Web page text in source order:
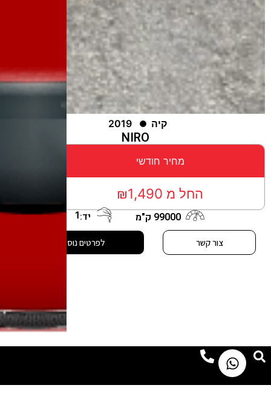
קיה 2019
NIRO
מחיר חודשי
החל מ ₪1,490
99000 ק"מ יד:1
צור קשר לפרטים נוספים